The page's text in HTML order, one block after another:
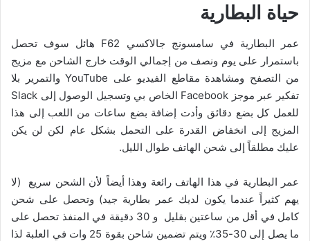
حياة البطارية
عمر البطارية في سامسونج جالاكسي F62 هائل سوف تحصل
باستمرار على يوم ونصف من إجمالي الوقت خارج الشاحن مع مزيج
من التصفح ومشاهدة مقاطع الفيديو على YouTube والتمرير بلا
تفكير عبر موجز Facebook الخاص بي وتسجيل الوصول إلى Slack
للعمل كل بضع دقائق وأدت إضافة بضع ساعات من اللعب إلى هذا
المزيج إلى انخفاض القدرة على التحمل بشكل عام لكن لن يكن
عليك مطلقاً إلى شحن الهاتف طوال الليل.
عمر البطارية في هذا الهاتف رائعة وهذا أيضاً لأن الشحن سريع (لا
يهم كثيراً عندما يكون لديك عمر بطارية جيد) وتحصل على شحن
كامل في أقل من ساعتين بقليل و 30 دقيقة في المنفذ تحصل على
ما يصل إلى 30-35٪ ويتم تضمين شاحن بقوة 25 وات في العلبة لذا